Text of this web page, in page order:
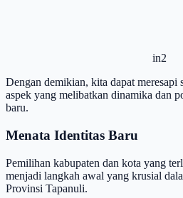
in2
Dengan demikian, kita dapat meresapi
aspek yang melibatkan dinamika dan
baru.
Menata Identitas Baru
Pemilihan kabupaten dan kota yang
menjadi langkah awal yang krusial
Provinsi Tapanuli.